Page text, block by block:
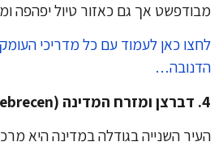
אך גם כאזור טיול יפהפה ומלא
כאן לעמוד עם כל מדריכי העומק
דברצן ומזרח המדינה (Debrecen)
השנייה בגודלה במדינה היא מרכז